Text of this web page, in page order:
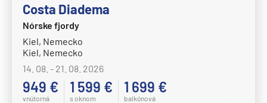
Costa Diadema
Nórske fjordy
Kiel, Nemecko
Kiel, Nemecko
14. 08. - 21. 08. 2026
949 €
vnútorná
1 599 €
s oknom
1 699 €
balkónová